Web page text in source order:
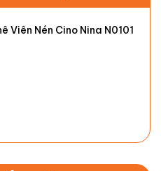
Viên Nén Cino Nina N0101